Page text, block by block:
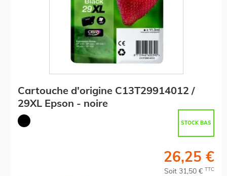
Cartouche d'origine C13T29914012 /
29XL Epson - noire
STOCK BAS
26,25 €
Soit 31,50 € TTC